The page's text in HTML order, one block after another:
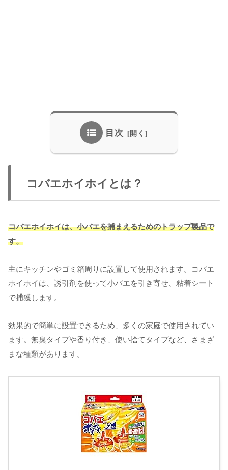
目次
コバエホイホイとは？
コバエホイホイは、小バエを捕まえるためのトラップ製品で
す。
主にキッチンやゴミ箱周りに設置して使用されます。コバエ
ホイホイは、誘引剤を使って小バエを引き寄せ、粘着シート
で捕獲します。
効果的で簡単に設置できるため、多くの家庭で使用されてい
ます。無臭タイプや香り付き、使い捨てタイプなど、さまざ
まな種類があります。